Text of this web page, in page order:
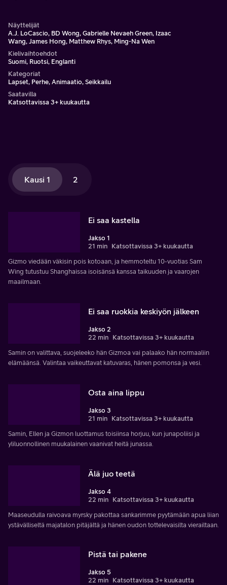
Näyttelijät
A.J. LoCascio, BD Wong, Gabrielle Nevaeh Green, Izaac
Wang, James Hong, Matthew Rhys, Ming-Na Wen
Kielivaihtoehdot
Suomi, Ruotsi, Englanti
Kategoriat
Lapset, Perhe, Animaatio, Seikkailu
Saatavilla
Katsottavissa 3+ kuukautta
Kausi 1 2
Ei saa kastella
Jakso 1
21 min Katsottavissa 3+ kuukautta
Gizmo viedään väkisin pois kotoaan, ja hemmoteltu 10-vuotias Sam
Wing tutustuu Shanghaissa isoisänsä kanssa taikuuden ja vaarojen
maailmaan.
Ei saa ruokkia keskiyön jälkeen
Jakso 2
22 min Katsottavissa 3+ kuukautta
Samin on valittava, suojeleeko hän Gizmoa vai palaako hän normaaliin
elämäänsä. Valintaa vaikeuttavat katuvaras, hänen pomonsa ja vesi.
Osta aina lippu
Jakso 3
21 min Katsottavissa 3+ kuukautta
Samin, Ellen ja Gizmon luottamus toisiinsa horjuu, kun junapoliisi ja
yliluonnollinen muukalainen vaanivat heitä junassa.
Älä juo teetä
Jakso 4
22 min Katsottavissa 3+ kuukautta
Maaseudulla raivoava myrsky pakottaa sankarimme pyytämään apua liian
ystävälliseltä majatalon pitäjältä ja hänen oudon tottelevaisilta vierailtaan.
Pistä tai pakene
Jakso 5
22 min Katsottavissa 3+ kuukautta